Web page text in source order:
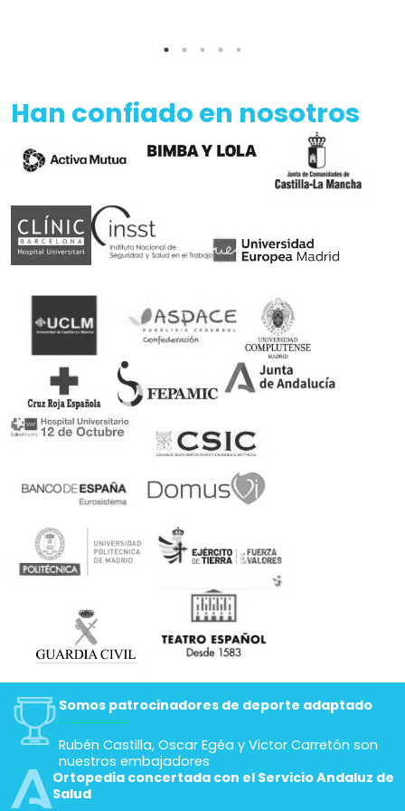
Han confiado en nosotros
Somos patrocinadores de deporte adaptado
Rubén Castilla, Oscar Egéa y Victor Carretón son
nuestros embajadores
Ortopedia concertada con el Servicio Andaluz de
Salud